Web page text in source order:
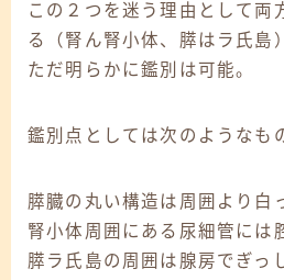
この２つを迷う理由として両
る（腎ん腎小体、膵はラ氏島
ただ明らかに鑑別は可能。
鑑別点としては次のようなも
膵臓の丸い構造は周囲より白
腎小体周囲にある尿細管には
膵ラ氏島の周囲は腺房でぎっ